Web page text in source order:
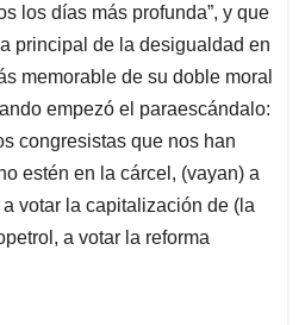
los días más profunda”, y que
principal de la desigualdad en
memorable de su doble moral
empezó el paraescándalo:
congresistas que nos han
estén en la cárcel, (vayan) a
votar la capitalización de (la
a votar la reforma